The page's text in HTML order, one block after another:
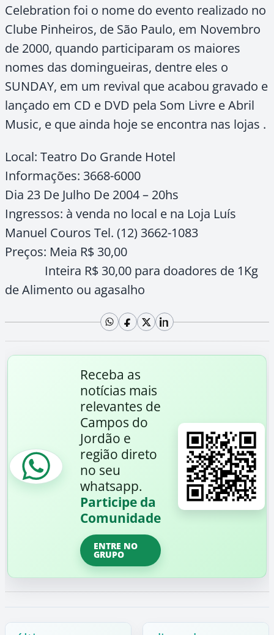
Celebration foi o nome do evento realizado no
Clube Pinheiros, de São Paulo, em Novembro
de 2000, quando participaram os maiores
nomes das domingueiras, dentre eles o
SUNDAY, em um revival que acabou gravado e
lançado em CD e DVD pela Som Livre e Abril
Music, e que ainda hoje se encontra nas lojas .
Local: Teatro Do Grande Hotel
Informações: 3668-6000
Dia 23 De Julho De 2004 – 20hs
Ingressos: à venda no local e na Loja Luís
Manuel Couros Tel. (12) 3662-1083
Preços: Meia R$ 30,00
Inteira R$ 30,00 para doadores de 1Kg
de Alimento ou agasalho
Receba as
notícias mais
relevantes de
Campos do
Jordão e
região direto
no seu
whatsapp.
Participe da
Comunidade
ENTRE NO
GRUPO